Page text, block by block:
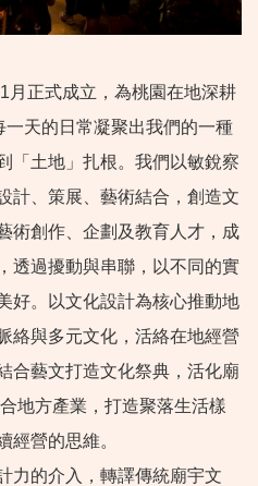
月正式成立，為桃園在地深耕
一天的日常凝聚出我們的一種
「土地」扎根。我們以敏銳察
計、策展、藝術結合，創造文
術創作、企劃及教育人才，成
透過擾動與串聯，以不同的實
好。以文化設計為核心推動地
絡與多元文化，活絡在地經營
合藝文打造文化祭典，活化廟
地方產業，打造聚落生活樣
經營的思維。
力的介入，轉譯傳統廟宇文